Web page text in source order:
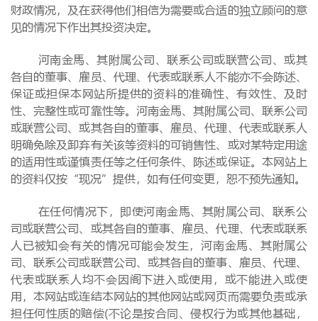
财政情况，及在获得他们相信为需要或合适的独立顾问的意
见的情况下作出其投资决定。
河南金馬、其附属公司、联系公司或联营公司、或其
各自的董事、雇员、代理、代表或联系人不能亦不会陈述、
保证或担保本网站所提供的资料的准确性、有效性、及时
性、完整性或可靠性等。河南金馬、其附属公司、联系公司
或联营公司、或其各自的董事、雇员、代理、代表或联系人
明确免除及卸弃有关该等资料的可销售性、或对某特定用途
的适用性或谨慎责任等之任何条件、陈述或保证。本网站上
的资料仅按“现况”提供，如有任何变更，恕不预先通知。
在任何情况下，即使河南金馬、其附属公司、联系公
司或联营公司、或其各自的董事、雇员、代理、代表或联系
人已被知会有关的情况可能会发生，河南金馬、其附属公
司、联系公司或联营公司、或其各自的董事、雇员、代理、
代表或联系人均不会因阁下进入或使用，或不能进入或使
用，本网站或连结本网站的其他网站或网页而需要负责或承
担任何性质的赔偿(不论是按合同、侵权行为或其他基础，